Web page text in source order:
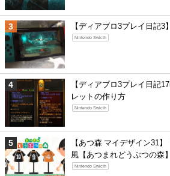
【ディアブロ3プレイ日記3
Nintendo Swicth
【ディアブロ3プレイ日記
レットの作り方
Nintendo Swicth
【あつ森 マイデザイン31
風【あつまれどうぶつの森】
Nintendo Swicth